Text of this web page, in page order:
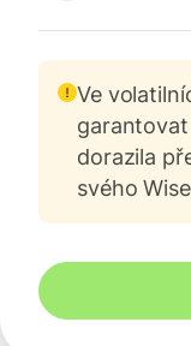
Ve
dorazila
svého